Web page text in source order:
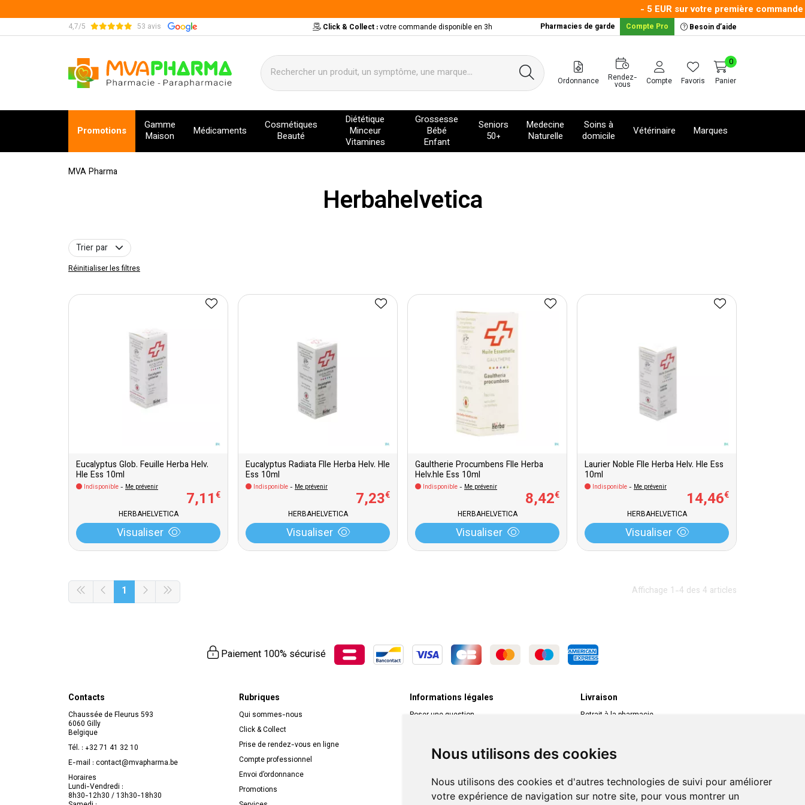
Nous utilisons des cookies
Nous utilisons des cookies et d'autres technologies de suivi pour améliorer
votre expérience de navigation sur notre site, pour vous montrer un
- 5 EUR sur votre première commande
4,7/5 53 avis Click & Collect :votre commande disponible en 3h Pharmacies de garde Compte Pro Besoin d’aide
MVA Pharma Votre pharmacie en ligne à votre service Ordonnance Rendez-
vous Compte Favoris Panier
0
Promotions
Gamme
Maison
Médicaments
Cosmétiques
Beauté
Diététique
Minceur
Vitamines
Grossesse
Bébé
Enfant
Seniors
50+
Medecine
Naturelle
Soins à
domicile
Vétérinaire Marques
MVA Pharma
Herbahelvetica
Trier par
Réinitialiser les filtres
Eucalyptus Glob. Feuille Herba Helv.
Hle Ess 10ml
Indisponible - Me prévenir
7,11€
HERBAHELVETICA
Visualiser
Eucalyptus Radiata Flle Herba Helv. Hle
Ess 10ml
Indisponible - Me prévenir
7,23€
HERBAHELVETICA
Visualiser
Gaultherie Procumbens Flle Herba
Helv.hle Ess 10ml
Indisponible - Me prévenir
8,42€
HERBAHELVETICA
Visualiser
Laurier Noble Flle Herba Helv. Hle Ess
10ml
Indisponible - Me prévenir
14,46€
HERBAHELVETICA
Visualiser
Affichage 1-4 des 4 articles
1
Paiement 100% sécurisé
Contacts
Chaussée de Fleurus 593
6060 Gilly
Belgique
Tél. : +32 71 41 32 10
E-mail : contact@mvapharma.be
Horaires
Lundi-Vendredi :
8h30-12h30 / 13h30-18h30
Rubriques
Qui sommes-nous
Click & Collect
Prise de rendez-vous en ligne
Compte professionnel
Envoi d’ordonnance
Promotions
Informations légales
Poser une question
Livraison
Retrait à la pharmacie
Livraison dans un Point Relais